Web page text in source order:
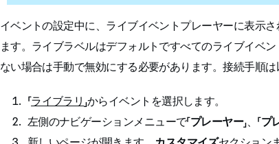
イベントの設定中に、ライブイベントプレーヤーに表示
ます。ライブラベルはデフォルトですべてのライブイベ
ない場合は手動で無効にする必要があります。接続手順は
「ライブラリ」からイベントを選択します。
左側のナビゲーションメニューで「プレーヤー」、「プ